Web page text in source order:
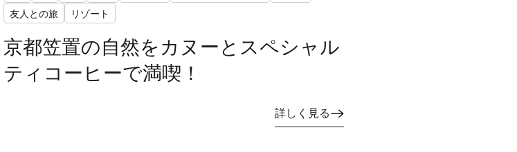
友人との旅
リゾート
京都笠置の自然をカヌーとスペシャル
ティコーヒーで満喫！
詳しく見る